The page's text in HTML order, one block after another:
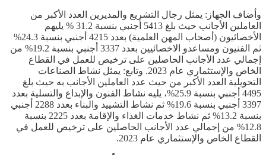
وأضاف الجهاز: يمثل رجال التشريع والمديرين العدد الأكبر من
العاملين الأجانب حيث بلغ 5413 أجنبي بنسبة 31.2 % يليهم
الأخصائيون (أصحاب المهن العلمية) بعدد 4215 أجنبي بنسبة 24.3%
ثم الفنيون ومساعدو الاخصائيين بعدد 3337 أجنبي بنسبة 19.2% من
إجمالي عدد الأجانب الحاصلين على ترخيص للعمل في القطاع
الخاص والإستثماري عام 2023. وتابع: يمثل نشاط الصناعات
التحويلية العدد الأكبر من حيث عدد العاملين الأجانب به حيث بلغ
4495 أجنبي بنسبة 25.9%، يليه نشاط الفنون والإبداع والتسلية بعدد
3397 أجنبي بنسبة 19.6% ثم نشاط التشييد والبناء بعدد 2288 أجنبي
بنسبة 13.2% ثم نشاط خدمات الغذاء والإقامة بعدد 2225 بنسبة
12.8% من إجمالي عدد الأجانب الحاصلين على ترخيص للعمل في
القطاع الخاص والإستثماري عام 2023.